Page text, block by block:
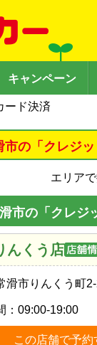
キャンペーン
ード決済
市の「クレジ
エリアで
市の「クレジ
んくう店
滑市りんくう町
： 09:00-19:00
この店舗で予約